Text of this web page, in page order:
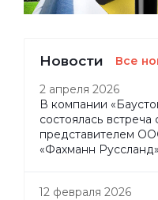
Новости Все
2 апреля 2026
В компании
состоялась встреча
представителем
«Фахманн Руссланд»
12 февраля 2026